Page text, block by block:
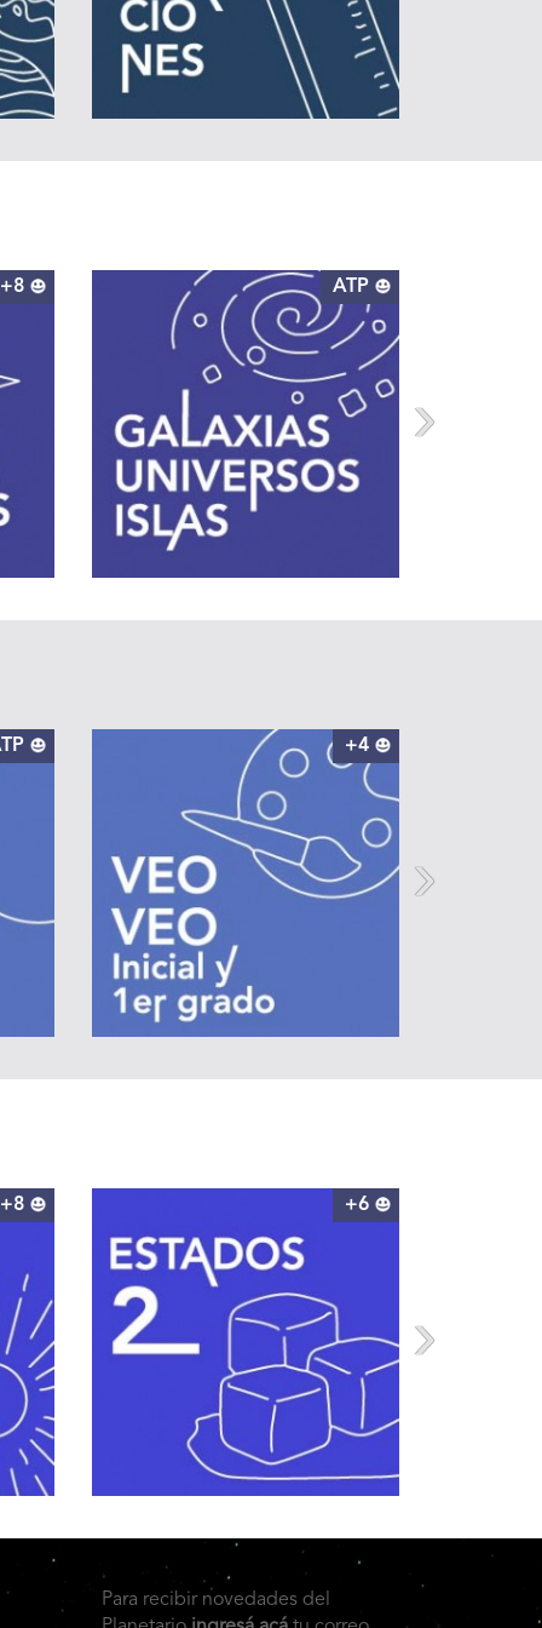
+8 ATP
+4
+8 +6
Para recibir novedades del